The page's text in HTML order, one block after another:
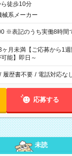
徒歩10分
械系メーカー
8:00～17:00 ※表記のうち実働8時
ヶ月未満【ご応募から1
能】即日～
/ 履歴書不要 / 電話対応な
応募する
未読